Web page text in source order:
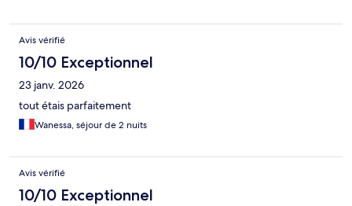
Avis vérifié
10/10 Exceptionnel
23 janv. 2026
tout étais parfaitement
Wanessa, séjour de 2 nuits
Avis vérifié
10/10 Exceptionnel